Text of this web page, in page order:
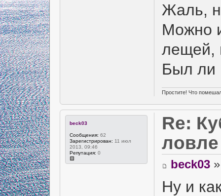
Жаль,
Можно
лещей,
Был ли
Простите! Что
beck03
Сообщения: 62
Зарегистрирован: 11 июл
2013, 09:46
Репутация: 0
Re:
beck03
Ну и